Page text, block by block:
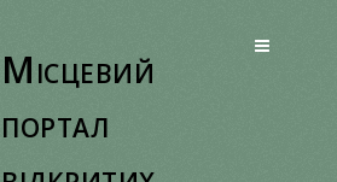
Місцевий
портал